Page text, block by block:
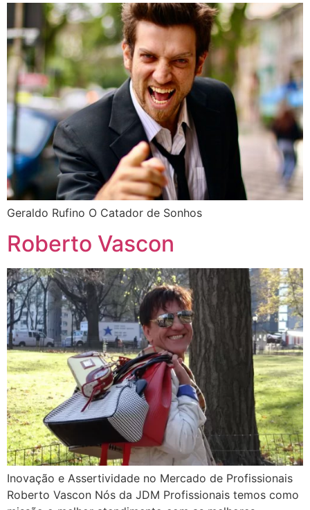
Geraldo Rufino O Catador de Sonhos
Roberto Vascon
Inovação e Assertividade no Mercado de Profissionais
Roberto Vascon Nós da JDM Profissionais temos como